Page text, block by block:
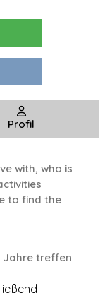
Profil
with, who is
to find the
Jahre treffen